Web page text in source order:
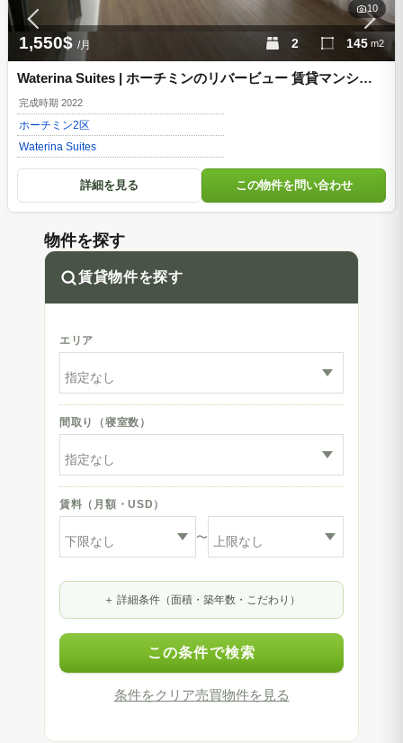
10
Waterina Suites | ホーチミンのリバービュー 賃貸マンション
2ベッド 1550$ 管理費込 D200213
完成時期 2022
ホーチミン2区
Waterina Suites
2 145 m2
1,550$ /月
詳細を見る この物件を問い合わせ
物件を探す
賃貸物件を探す
エリア
間取り（寝室数）
賃料（月額・USD）
〜
詳細条件（面積・築年数・こだわり）
この条件で検索
条件をクリア売買物件を見る